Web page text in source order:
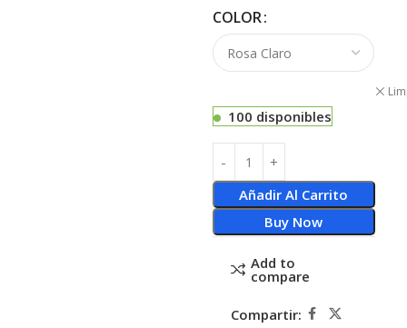
COLOR
100 disponibles
Añadir Al Carrito
Buy Now
Add to
compare
Compartir: